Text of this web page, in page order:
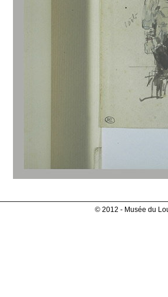
© 2012 - Musée du